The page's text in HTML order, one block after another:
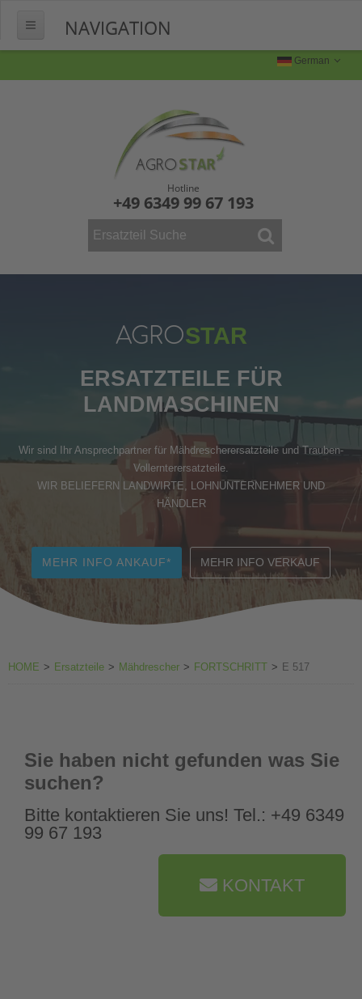
German
Hotline
+49 6349 99 67 193
NAVIGATION
Zubehör Weinbau
AGROSTAR
ERSATZTEILE FÜR
LANDMASCHINEN
Wir sind Ihr Ansprechpartner für Mähdrescherersatzteile und Trauben-
Vollernterersatzteile.
WIR BELIEFERN LANDWIRTE, LOHNUNTERNEHMER UND
HÄNDLER
MEHR INFO ANKAUF* MEHR INFO VERKAUF
HOME > Ersatzteile > Mähdrescher > FORTSCHRITT > E 517
Sie haben nicht gefunden was Sie
suchen?
Bitte kontaktieren Sie uns! Tel.: +49 6349
99 67 193
KONTAKT